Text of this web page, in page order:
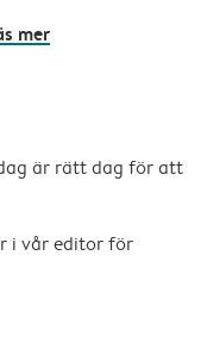
mer
är rätt dag för att
i vår editor för